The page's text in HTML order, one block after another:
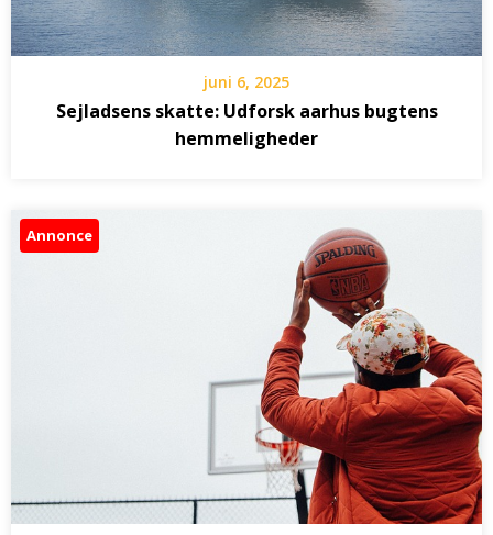
juni 6, 2025
Sejladsens skatte: Udforsk aarhus bugtens
hemmeligheder
Annonce